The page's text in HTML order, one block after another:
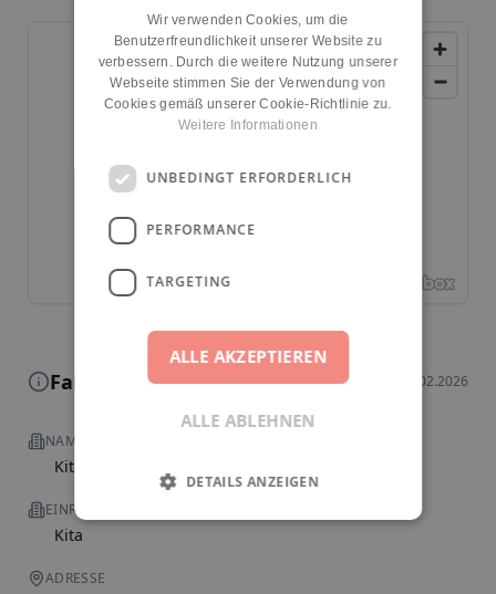
Fakten zur Einrichtung Stand: 19.02.2026
NAME
Kita Mary Poppinz
EINRICHTUNGSART
Kita
ADRESSE
Wir verwenden Cookies, um die
Benutzerfreundlichkeit unserer Website zu
verbessern. Durch die weitere Nutzung unserer
Webseite stimmen Sie der Verwendung von
Cookies gemäß unserer Cookie-Richtlinie zu.
Weitere Informationen
UNBEDINGT ERFORDERLICH
PERFORMANCE
TARGETING
ALLE AKZEPTIEREN
ALLE ABLEHNEN
DETAILS ANZEIGEN